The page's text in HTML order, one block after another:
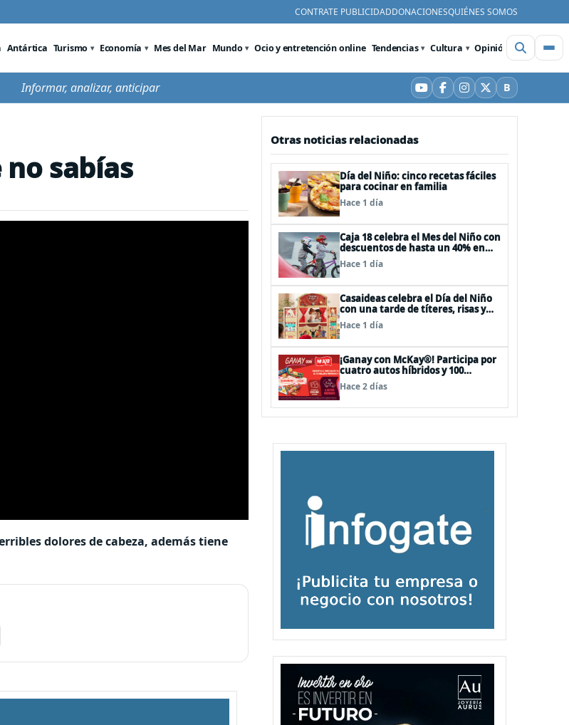
CONTRATE PUBLICIDADDONACIONESQUIÉNES SOMOS
Antártica Turismo Economía Mes del Mar Mundo Ocio y entretención online Tendencias Cultura Opinión Videos
Informar, analizar, anticipar YouTube
Facebook
Instagram
X BBluesky
sabías
dolores de cabeza, además tiene
Otras noticias relacionadas
Día del Niño: cinco recetas fáciles
para cocinar en familia
Hace 1 día
Caja 18 celebra el Mes del Niño con
descuentos de hasta un 40% en
panoramas, cine, shows y
streaming
Hace 1 día
Casaideas celebra el Día del Niño
con una tarde de títeres, risas y
sorpresas en el Mall Plaza Vespucio
Hace 1 día
¡Ganay con McKay®! Participa por
cuatro autos híbridos y 100
premios de $500.000
Hace 2 días